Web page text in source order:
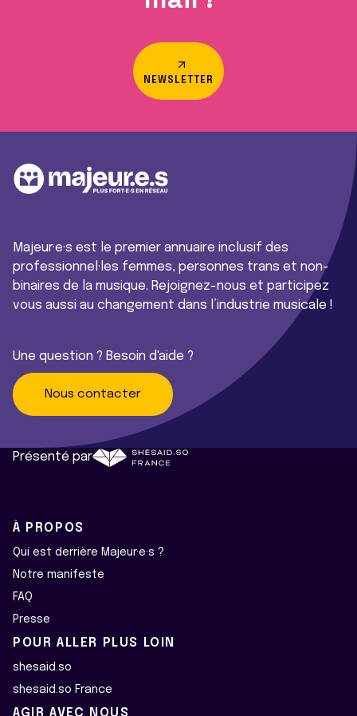
NEWSLETTER
Majeur·e·s est le premier annuaire inclusif des
professionnel·les femmes, personnes trans et non-
binaires de la musique. Rejoignez-nous et participez
vous aussi au changement dans l’industrie musicale !
Une question ? Besoin d'aide ?
Nous contacter
Présenté par
À PROPOS
Qui est derrière Majeur·e·s ?
Notre manifeste
FAQ
Presse
POUR ALLER PLUS LOIN
shesaid.so
shesaid.so France
AGIR AVEC NOUS